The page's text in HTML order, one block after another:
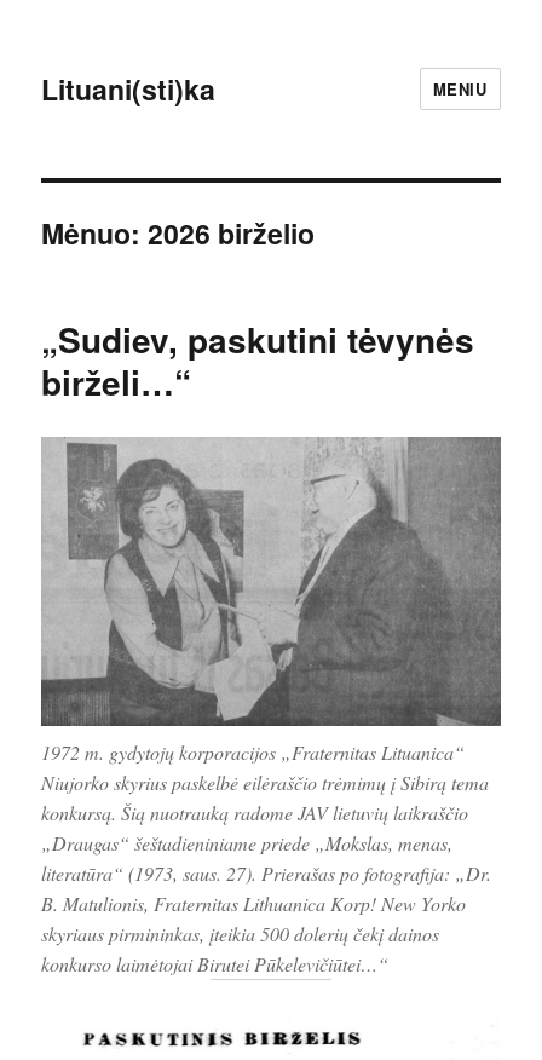
Lituani(sti)ka MENIU
Mėnuo:2026 birželio
„Sudiev, paskutini tėvynės
birželi…“
1972 m. gydytojų korporacijos „Fraternitas Lituanica“
Niujorko skyrius paskelbė eilėraščio trėmimų į Sibirą tema
konkursą. Šią nuotrauką radome JAV lietuvių laikraščio
„Draugas“ šeštadieniniame priede „Mokslas, menas,
literatūra“ (1973, saus. 27). Prierašas po fotografija: „Dr.
B. Matulionis, Fraternitas Lithuanica Korp! New Yorko
skyriaus pirmininkas, įteikia 500 dolerių čekį dainos
konkurso laimėtojai Birutei Pūkelevičiūtei…“